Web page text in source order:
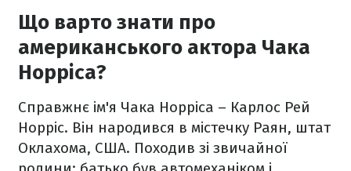
Що варто знати про
американського актора Чака
Норріса?
Справжнє ім'я Чака Норріса – Карлос Рей
Норріс. Він народився в містечку Раян, штат
Оклахома, США. Походив зі звичайної